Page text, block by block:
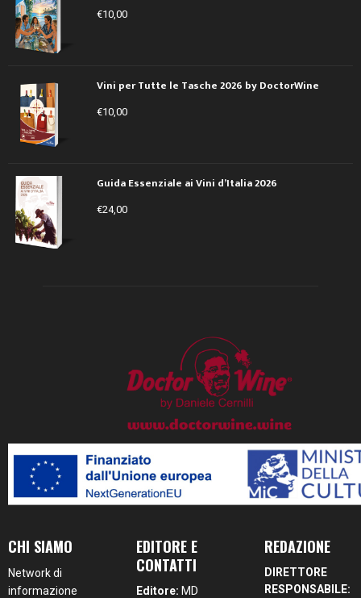
€10,00
Vini per Tutte le Tasche 2026 by DoctorWine
€10,00
Guida Essenziale ai Vini d’Italia 2026
€24,00
CHI SIAMO
Network di
informazione
EDITORE E
CONTATTI
Editore: MD
REDAZIONE
DIRETTORE
RESPONSABILE: